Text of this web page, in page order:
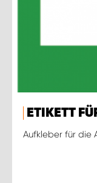
ETIKETT
Aufkleber für die